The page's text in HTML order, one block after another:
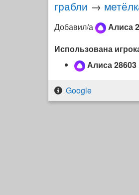
грабли →
Добавил/а Алиса
Использована
Алиса 28603
Google